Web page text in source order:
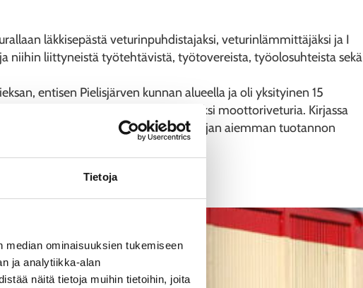
Tietoja
median ominaisuuksien tukemiseen
ja analytiikka-alan
näitä tietoja muihin tietoihin, joita
läkkisepästä veturinpuhdistajaksi, veturinlämmittäjäksi ja I
niihin liittyneistä työtehtävistä, työtovereista, työolosuhteista sekä
entisen Pielisjärven kunnan alueella ja oli yksityinen 15
liikennöi 8 höyryveturia ja kaksi moottoriveturia. Kirjassa
muutoksista. Kirja on kirjoittajan aiemman tuotannon
aikojen saatossa.